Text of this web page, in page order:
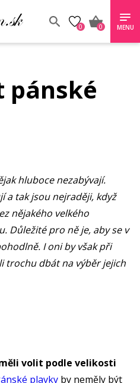
0 0 MENU
pánské
hluboce nezabývají.
a tak jsou nejraději, když
nějakého velkého
Důležité pro ně je, aby se v
I oni by však při
trochu dbát na výběr jejich
volit podle velikosti
plavky by neměly být